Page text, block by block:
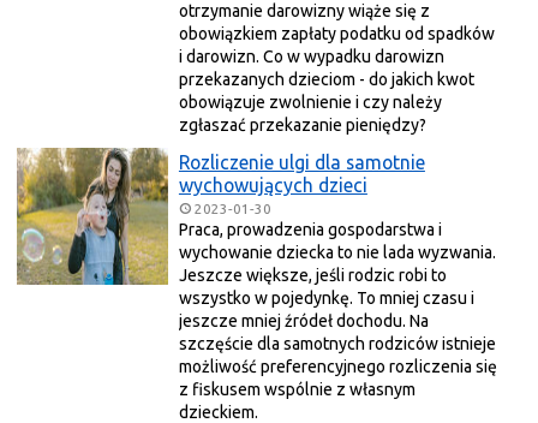
otrzymanie darowizny wiąże się z
obowiązkiem zapłaty podatku od spadków
i darowizn. Co w wypadku darowizn
przekazanych dzieciom - do jakich kwot
obowiązuje zwolnienie i czy należy
zgłaszać przekazanie pieniędzy?
Rozliczenie ulgi dla samotnie
wychowujących dzieci
2023-01-30
Praca, prowadzenia gospodarstwa i
wychowanie dziecka to nie lada wyzwania.
Jeszcze większe, jeśli rodzic robi to
wszystko w pojedynkę. To mniej czasu i
jeszcze mniej źródeł dochodu. Na
szczęście dla samotnych rodziców istnieje
możliwość preferencyjnego rozliczenia się
z fiskusem wspólnie z własnym
dzieckiem.